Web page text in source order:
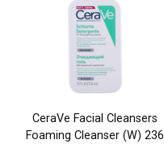
CeraVe Facial Cleansers
Foaming Cleanser (W) 236